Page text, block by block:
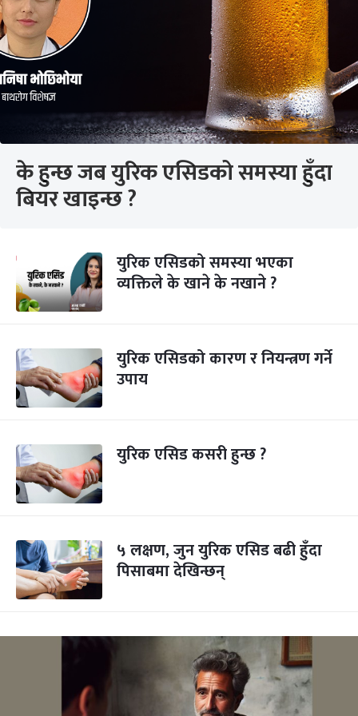
के हुन्छ जब युरिक एसिडको समस्या हुँदा
बियर खाइन्छ ?
युरिक एसिडको समस्या भएका
व्यक्तिले के खाने के नखाने ?
युरिक एसिडको कारण र नियन्त्रण गर्ने
उपाय
युरिक एसिड कसरी हुन्छ ?
५ लक्षण, जुन युरिक एसिड बढी हुँदा
पिसाबमा देखिन्छन्